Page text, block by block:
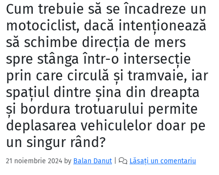
Cum trebuie să se încadreze un
motociclist, dacă intenţionează
să schimbe direcţia de mers
spre stânga într-o intersecţie
prin care circulă şi tramvaie, iar
spaţiul dintre şina din dreapta
şi bordura trotuarului permite
deplasarea vehiculelor doar pe
un singur rând?
21 noiembrie 2024 by Balan Danut Lăsați un comentariu